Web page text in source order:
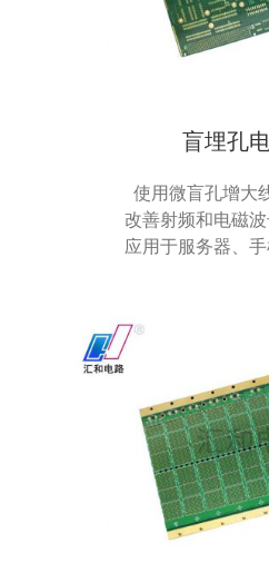
盲埋孔
使用微盲孔增大
改善射频和电磁
应用于服务器、